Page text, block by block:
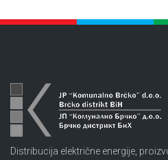
Distribucija električne energije,